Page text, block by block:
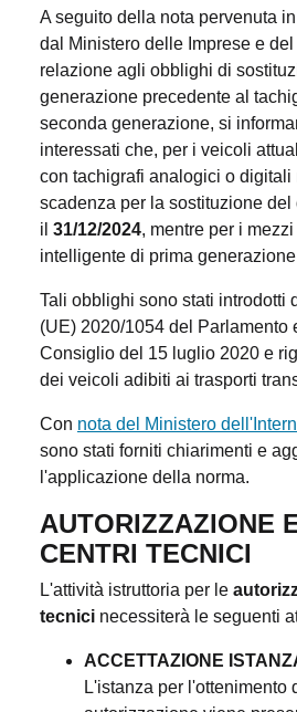
A seguito della nota pervenuta
dal Ministero delle Imprese e
relazione agli obblighi di
generazione precedente al
seconda generazione, si
interessati che, per i veicoli
con tachigrafi analogici o digitali
scadenza per la sostituzione del
il 31/12/2024, mentre per i
intelligente di prima generazione
Tali obblighi sono stati introdotti
(UE) 2020/1054 del Parlamento
Consiglio del 15 luglio 2020 e
dei veicoli adibiti ai trasporti
Con nota del Ministero
sono stati forniti chiarimenti e
l'applicazione della norma.
AUTORIZZAZIONE
CENTRI TECNICI
L'attività istruttoria per le
tecnici necessiterà le seguenti
ACCETTAZIONE
L'istanza per l'ottenimento